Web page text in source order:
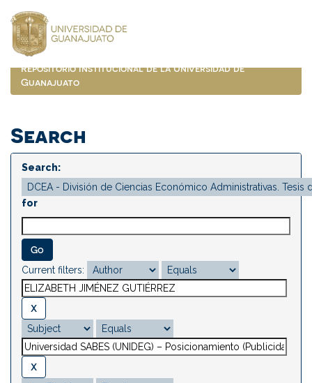
navigation
Repositorio Institucional de la Universidad de
Guanajuato
Search
Search:
for
Current filters: